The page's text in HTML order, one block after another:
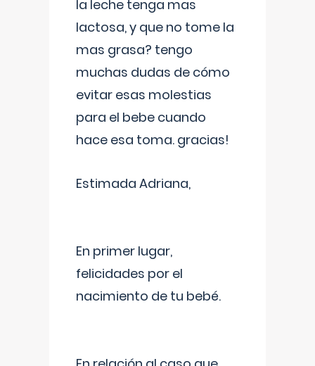
la leche tenga mas
lactosa, y que no tome la
mas grasa? tengo
muchas dudas de cómo
evitar esas molestias
para el bebe cuando
hace esa toma. gracias!
Estimada Adriana,
En primer lugar,
felicidades por el
nacimiento de tu bebé.